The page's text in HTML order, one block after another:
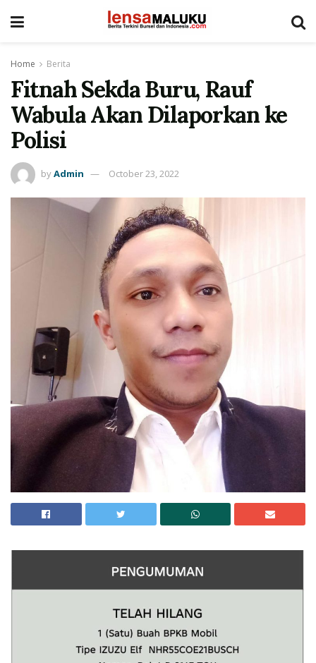
Home Berita
Fitnah Sekda Buru, Rauf
Wabula Akan Dilaporkan ke
Polisi
byAdmin October 23, 2022